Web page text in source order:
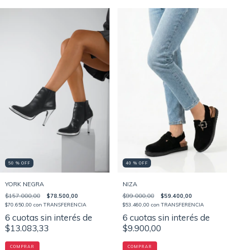
50 % OFF
YORK NEGRA
$157.000,00 $78.500,00
$70.650,00 con TRANSFERENCIA
6 cuotas sin interés de
$13.083,33
COMPRAR
40 % OFF
NIZA
$99.000,00 $59.400,00
$53.460,00 con TRANSFERENCIA
6 cuotas sin interés de
$9.900,00
COMPRAR